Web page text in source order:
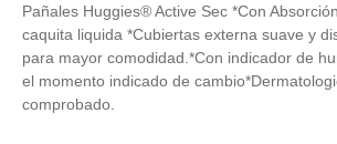
Pañales Huggies® Active Sec ​*Con
caquita liquida *Cubiertas externa suave y
para mayor comodidad.​*Con indicador de
el momento indicado de
comprobado​.